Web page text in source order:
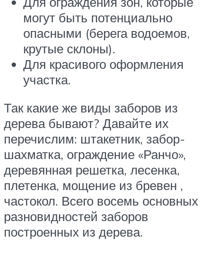
могут быть потенциально
опасными (берега водоемов,
крутые склоны).
Для красивого оформления
участка.
Так какие же виды заборов из
дерева бывают? Давайте их
перечислим: штакетник, забор-
шахматка, ограждение «Ранчо»,
деревянная решетка, лесенка,
плетенка, мощение из бревен ,
частокол. Всего восемь основных
разновидностей заборов
построенных из дерева.